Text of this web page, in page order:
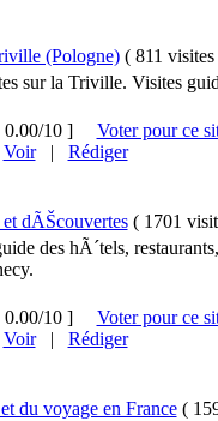
(Pologne)(811 visites
sur la Triville. Visites
: 0.00/10 ] Voter pour ce
Voir| Rédiger
dÃŠcouvertes(1701
des hÃ´tels,
: 0.00/10 ] Voter pour ce
Voir| Rédiger
du voyage en France(